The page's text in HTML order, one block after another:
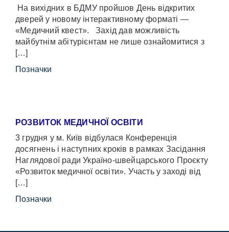
На вихідних в БДМУ пройшов День відкритих
дверей у новому інтерактивному форматі —
«Медичний квест». Захід дав можливість
майбутнім абітурієнтам не лише ознайомитися з
[…]
Позначки
РОЗВИТОК МЕДИЧНОЇ ОСВІТИ
3 грудня у м. Київ відбулася Конференція
досягнень і наступних кроків в рамках Засідання
Наглядової ради Україно-швейцарського Проєкту
«Розвиток медичної освіти». Участь у заході від
[…]
Позначки